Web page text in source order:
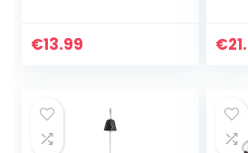
Achtertuin Home
€13.99 €